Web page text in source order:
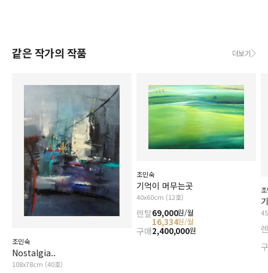
같은 작가의 작품 더보기
조민숙
Nostalgia..
108x78cm (40호)
조민숙
기억이 머무는곳
40x60cm (12호)
렌탈69,000원/월
16,334원/월
구매2,400,000원